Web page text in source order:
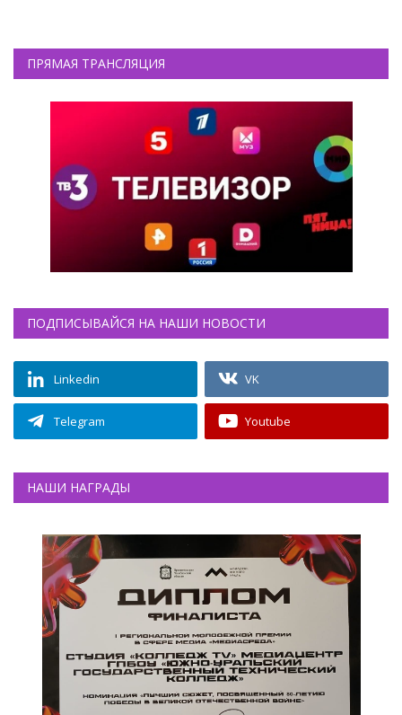
ПРЯМАЯ ТРАНСЛЯЦИЯ
ПОДПИСЫВАЙСЯ НА НАШИ НОВОСТИ
Linkedin VK
Telegram Youtube
НАШИ НАГРАДЫ